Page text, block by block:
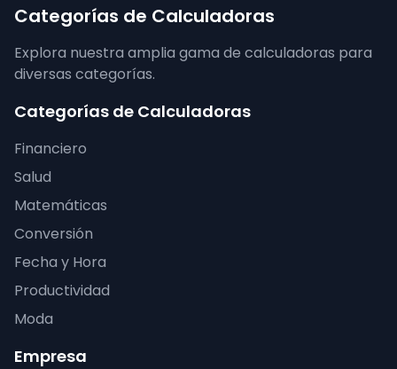
Categorías de Calculadoras
Explora nuestra amplia gama de calculadoras para
diversas categorías.
Categorías de Calculadoras
Financiero
Salud
Matemáticas
Conversión
Fecha y Hora
Productividad
Moda
Empresa